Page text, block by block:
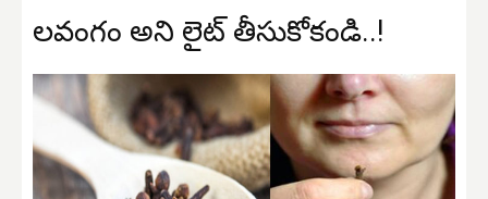
లవంగం అని లైట్ తీసుకోకండి..!